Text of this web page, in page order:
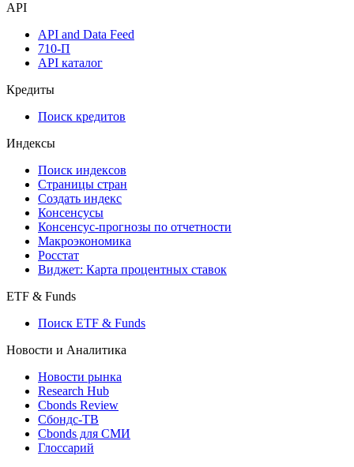
API
API and Data Feed
710-П
API каталог
Кредиты
Поиск кредитов
Индексы
Поиск индексов
Страницы стран
Создать индекс
Консенсусы
Консенсус-прогнозы по отчетности
Макроэкономика
Росстат
Виджет: Карта процентных ставок
ETF & Funds
Поиск ETF & Funds
Новости и Аналитика
Новости рынка
Research Hub
Cbonds Review
Сбондс-ТВ
Cbonds для СМИ
Глоссарий